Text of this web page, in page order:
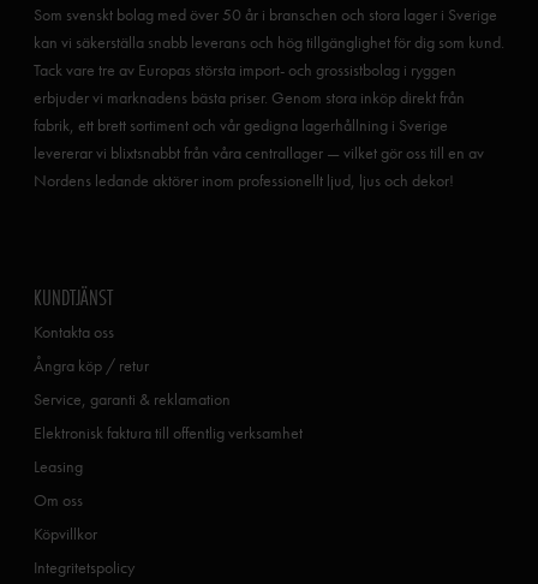
Som svenskt bolag med över 50 år i branschen och stora lager i Sverige
kan vi säkerställa snabb leverans och hög tillgänglighet för dig som kund.
Tack vare tre av Europas största import- och grossistbolag i ryggen
erbjuder vi marknadens bästa priser. Genom stora inköp direkt från
fabrik, ett brett sortiment och vår gedigna lagerhållning i Sverige
levererar vi blixtsnabbt från våra centrallager — vilket gör oss till en av
Nordens ledande aktörer inom professionellt ljud, ljus och dekor!
KUNDTJÄNST
Kontakta oss
Ångra köp / retur
Service, garanti & reklamation
Elektronisk faktura till offentlig verksamhet
Leasing
Om oss
Köpvillkor
Integritetspolicy